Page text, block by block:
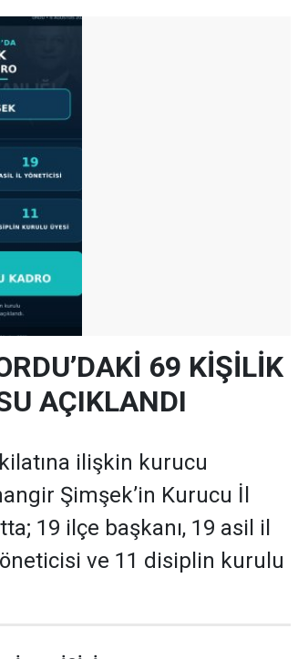
69 KİŞİLİK
AÇIKLANDI
ilişkin kurucu
Şimşek’in Kurucu İl
19 ilçe başkanı, 19 asil il
ve 11 disiplin kurulu